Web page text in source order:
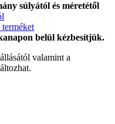
súlyától és méretétől
belül kézbesítjük.
valamint a